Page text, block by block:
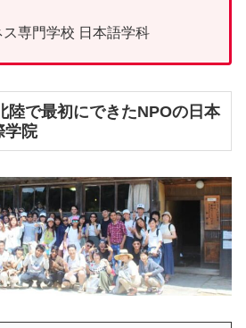
専門学校 日本語学科
陸で最初にできたNPOの日本
学院